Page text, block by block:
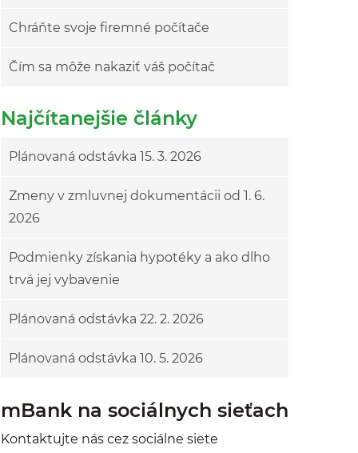
Chráňte svoje firemné počítače
Čím sa môže nakaziť váš počítač
Najčítanejšie články
Plánovaná odstávka 15. 3. 2026
Zmeny v zmluvnej dokumentácii od 1. 6.
2026
Podmienky získania hypotéky a ako dlho
trvá jej vybavenie
Plánovaná odstávka 22. 2. 2026
Plánovaná odstávka 10. 5. 2026
mBank na sociálnych sieťach
Kontaktujte nás cez sociálne siete